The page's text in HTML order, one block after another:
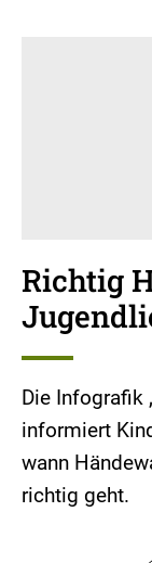
Richtig
Die Infografik
informiert
wann
richtig geht.